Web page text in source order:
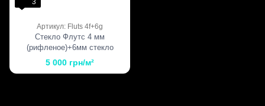
3
Артикул: Fluts 4f+6g
Стекло Флутс 4 мм
(рифленое)+6мм стекло
графит
5 000 грн/м²